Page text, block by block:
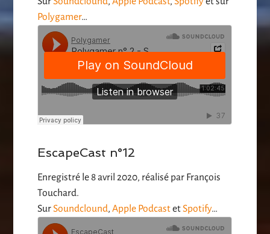
Polygamer…
EscapeCast n°12
Enregistré le 8 avril 2020, réalisé par François
Touchard.
SurSoundclound,Apple PodcastetSpotify…